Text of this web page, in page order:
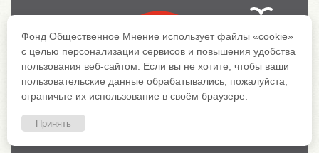
Фонд Общественное Мнение использует файлы «cookie»
с целью персонализации сервисов и повышения удобства
пользования веб-сайтом. Если вы не хотите, чтобы ваши
пользовательские данные обрабатывались, пожалуйста,
ограничьте их использование в своём браузере.
Принять